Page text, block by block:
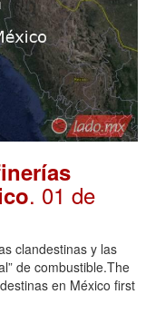
. 01 de
clandestinas y las
de combustible.The
en México first